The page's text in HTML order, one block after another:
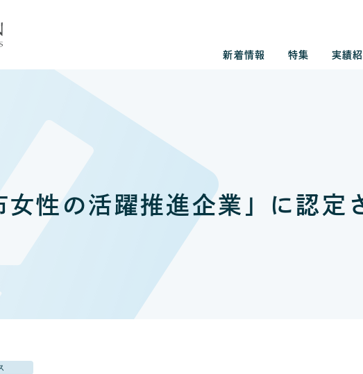
新着情報 特集 実績
女性の活躍推進企業」に認定